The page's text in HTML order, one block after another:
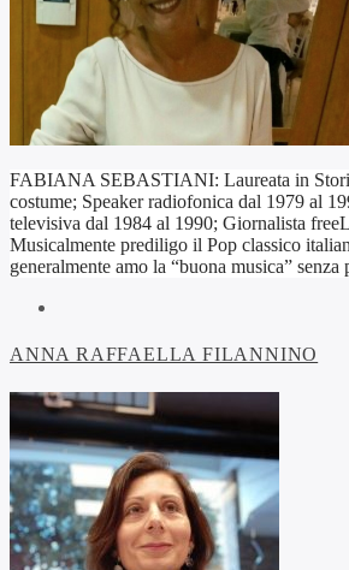
FABIANA SEBASTIANI: Laureata in
costume; Speaker radiofonica dal 1979 al
televisiva dal 1984 al 1990; Giornalista
Musicalmente prediligo il Pop classico
generalmente amo la “buona musica”
ANNA RAFFAELLA FILANNINO